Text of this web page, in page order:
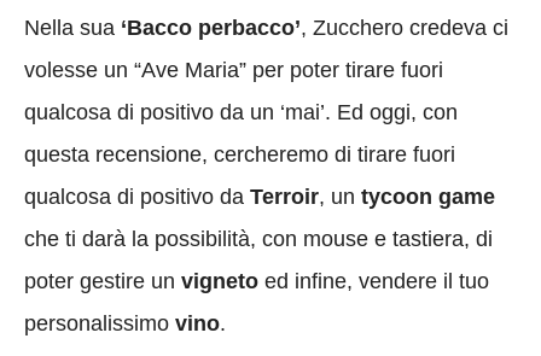
Nella sua ‘Bacco perbacco’, Zucchero credeva ci
volesse un “Ave Maria” per poter tirare fuori
qualcosa di positivo da un ‘mai’. Ed oggi, con
questa recensione, cercheremo di tirare fuori
qualcosa di positivo da Terroir, un tycoon game
che ti darà la possibilità, con mouse e tastiera, di
poter gestire un vigneto ed infine, vendere il tuo
personalissimo vino.